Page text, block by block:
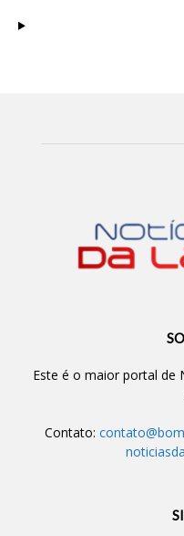
Este é o maior portal de
Contato: